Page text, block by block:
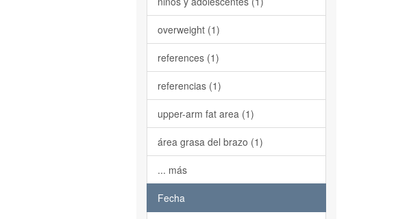
overweight (1)
references (1)
referencias (1)
upper-arm fat area (1)
área grasa del brazo (1)
... más
Fecha